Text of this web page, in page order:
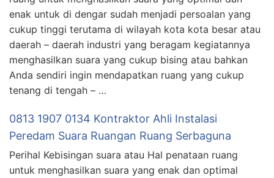
enak untuk di dengar sudah menjadi persoalan yang
cukup tinggi terutama di wilayah kota kota besar atau
daerah – daerah industri yang beragam kegiatannya
menghasilkan suara yang cukup bising atau bahkan
Anda sendiri ingin mendapatkan ruang yang cukup
tenang di tengah – …
0813 1907 0134 Kontraktor Ahli Instalasi
Peredam Suara Ruangan Ruang Serbaguna
Perihal Kebisingan suara atau Hal penataan ruang
untuk menghasilkan suara yang enak dan optimal